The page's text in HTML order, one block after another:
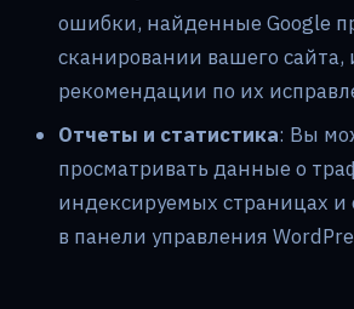
ошибки, найденные Google
сканировании вашего сайта,
рекомендации по их
Отчеты и статистика: Вы
просматривать данные о
индексируемых страницах
в панели управления